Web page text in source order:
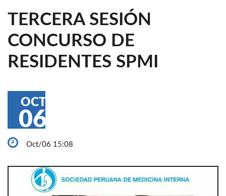
TERCERA SESIÓN
CONCURSO DE
RESIDENTES SPMI
OCT
06
Oct/06 15:08